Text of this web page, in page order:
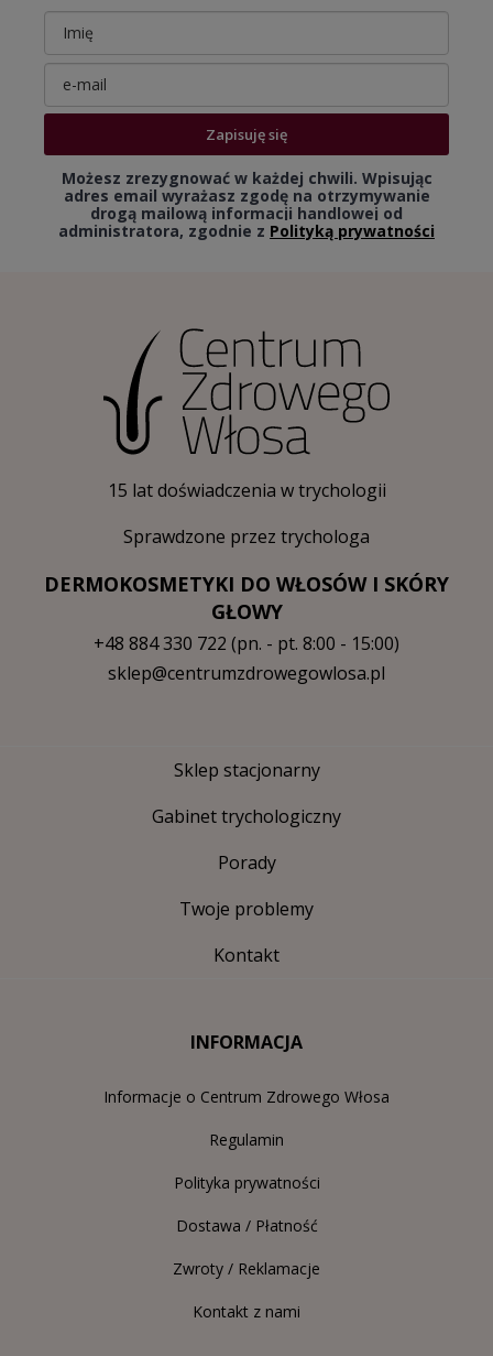
Zapisuję się
Możesz zrezygnować w każdej chwili. Wpisując
adres email wyrażasz zgodę na otrzymywanie
drogą mailową informacji handlowej od
administratora, zgodnie z Polityką prywatności
15 lat doświadczenia w trychologii
Sprawdzone przez trychologa
DERMOKOSMETYKI DO WŁOSÓW I SKÓRY
GŁOWY
+48 884 330 722 (pn. - pt. 8:00 - 15:00)
sklep@centrumzdrowegowlosa.pl
Sklep stacjonarny
Gabinet trychologiczny
Porady
Twoje problemy
Kontakt
INFORMACJA
Informacje o Centrum Zdrowego Włosa
Regulamin
Polityka prywatności
Dostawa / Płatność
Zwroty / Reklamacje
Kontakt z nami